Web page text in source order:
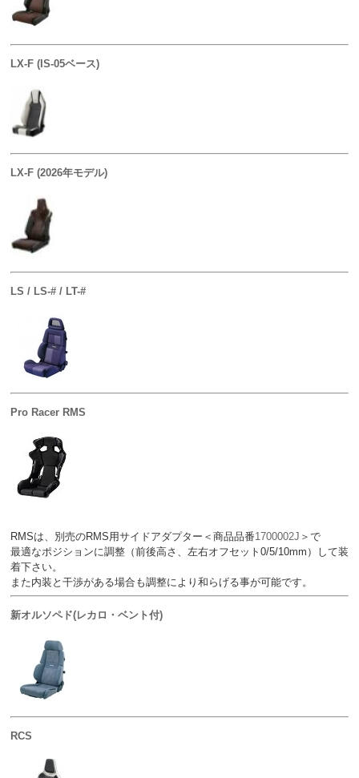
LX-F (IS-05ベース)
LX-F (2026年モデル)
LS / LS-# / LT-#
Pro Racer RMS
RMSは、別売のRMS用サイドアダプター＜商品品番1700002J ＞で
最適なポジションに調整（前後高さ、左右オフセット0/5/10mm）して装
着下さい。
また内装と干渉がある場合も調整により和らげる事が可能です。
新オルソペド(レカロ・ベント付)
RCS